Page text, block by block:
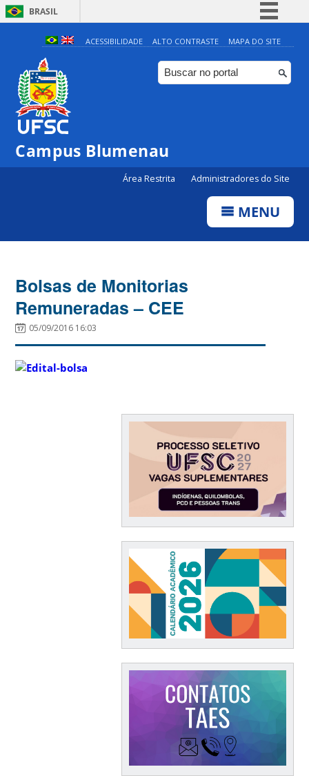
BRASIL
Simplifique!
Comunica BR
Participe
ACESSIBILIDADE ALTO CONTRASTE MAPA DO SITE
Campus Blumenau
Área Restrita Administradores do Site
MENU
Bolsas de Monitorias
Remuneradas – CEE
05/09/2016 16:03